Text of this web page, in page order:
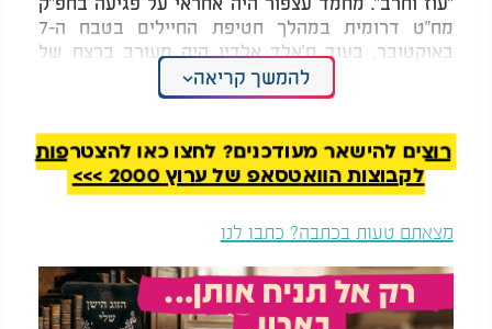
מח"ט דרומית במהלך חטיפת החיילים בטבח ה-7
באוקטובר, בעוד ח'אלד אלדין היה מעורב ברצח של
אזרחים ישראלים והשתמש ברכוש שנגנב מהנרצחים
אריק והודיה פרץ ז"ל.
להמשך קריאה
רוצים להישאר מעודכנים? לחצו כאן להצטרפות
לקבוצות הוואטסאפ של ערוץ 2000 >>>
מצאתם טעות בכתבה? כתבו לנו